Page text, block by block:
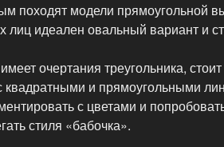
походят модели прямоугольной
лиц идеален овальный вариант и
очертания треугольника,
квадратными и прямоугольными
с цветами и
стиля «бабочка».